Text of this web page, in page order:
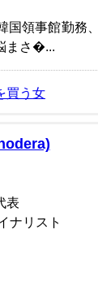
国領事館勤務
まさ�...
買う女
表
ナリスト